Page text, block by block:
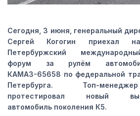
Сегодня, 3 июня, генеральный
Сергей Когогин приехал
Петербуржский
форум за рулём
КАМАЗ-65658 по федеральной
Петербурга. Топ-
протестировал новый
автомобиль поколения К5.